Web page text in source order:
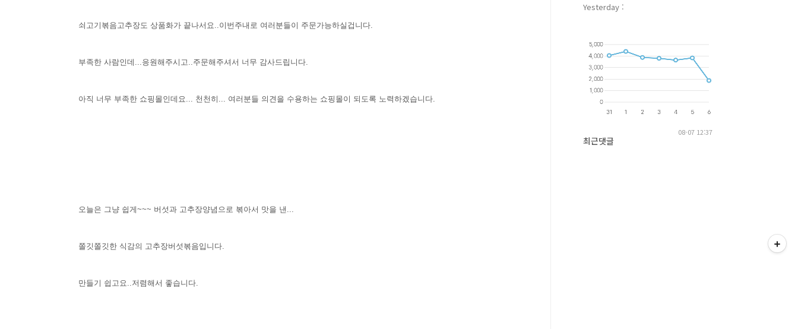
쇠고기볶음고추장도 상품화가 끝나서요..이번주내로 여러분들이 주문가능하실겁니다.
부족한 사람인데...응원해주시고..주문해주셔서 너무 감사드립니다.
아직 너무 부족한 쇼핑몰인데요... 천천히... 여러분들 의견을 수용하는 쇼핑몰이 되도록 노력하겠습니다.
오늘은 그냥 쉽게~~~ 버섯과 고추장양념으로 볶아서 맛을 낸...
쫄깃쫄깃한 식감의 고추장버섯볶음입니다.
만들기 쉽고요..저렴해서 좋습니다.
Yesterday :
08-07 12:37
최근댓글